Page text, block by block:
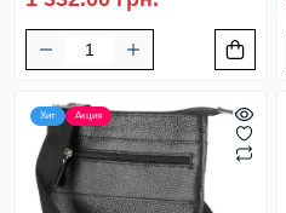
Хит Акция